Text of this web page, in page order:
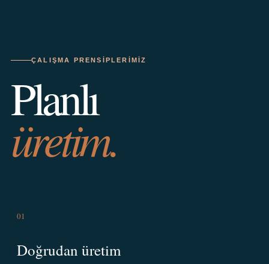
ÇALIŞMA PRENSIPLERIMIZ
Planlı
üretim.
01
Doğrudan üretim